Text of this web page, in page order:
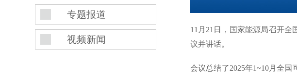
专题报道
视频新闻
11月21日，国家能源局召开
议并讲话。
会议总结了2025年1~10月全